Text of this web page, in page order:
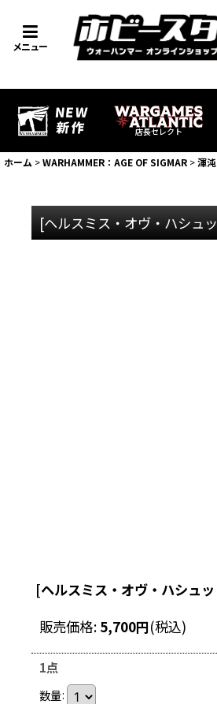
メニュー
店長セレクト
ホーム >WARHAMMER：AGE OF SIGMAR >渾
[ヘルスミス・オヴ・ハシュ
[ヘルスミス・オヴ・ハシュ
販売価格: 5,700円(税込)
1点
数量: